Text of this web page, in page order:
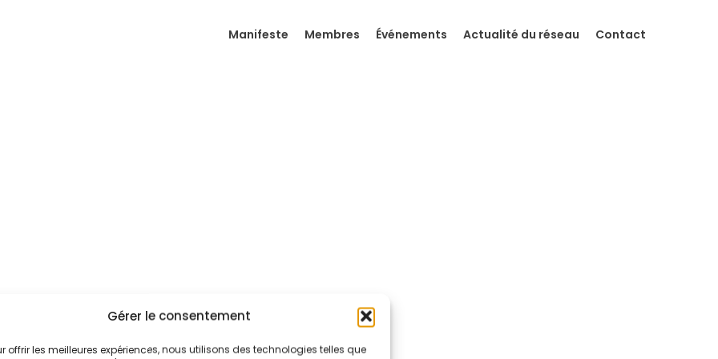
Gérer le consentement
offrir les meilleures expériences, nous utilisons des technologies telles que
Manifeste Membres Événements Actualité du réseau Contact